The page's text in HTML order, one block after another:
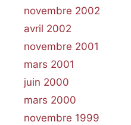
novembre 2002
avril 2002
novembre 2001
mars 2001
juin 2000
mars 2000
novembre 1999